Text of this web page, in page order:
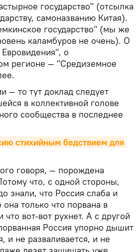
государство" (отсылка
самоназванию Китая).
государство" (мы же
каламбуров не очень). О
о
регионе — "Средиземное
— то тут доклад следует
в коллективной голове
сообщества в последнее
стихийным бедствием для
говоря, — порождена
что, с одной стороны,
знали, что Россия слаба и
она только что порвана в
что вот-вот рухнет. А с другой
Россия упорно дышит
и не разваливается, и не